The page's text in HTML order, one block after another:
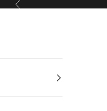
Anterior